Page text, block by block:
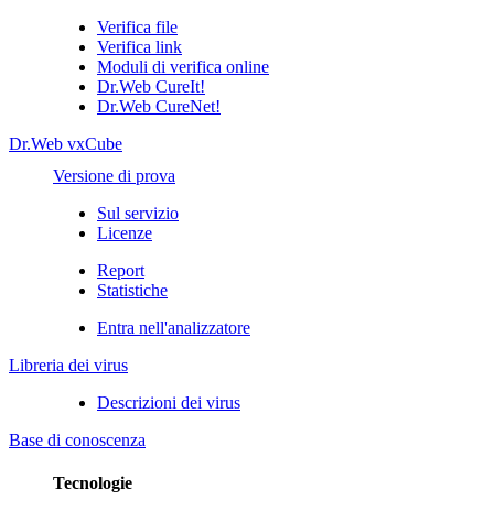
Verifica file
Verifica link
Moduli di verifica online
Dr.Web CureIt!
Dr.Web CureNet!
Dr.Web vxCube
Versione di prova
Sul servizio
Licenze
Report
Statistiche
Entra nell'analizzatore
Libreria dei virus
Descrizioni dei virus
Base di conoscenza
Tecnologie